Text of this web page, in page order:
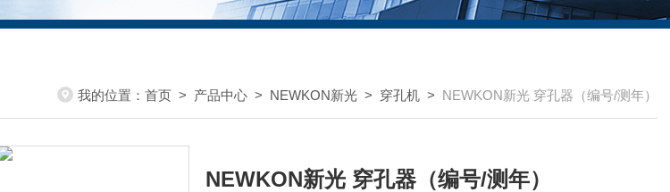
我的位置： 首页 > 产品中心 > NEWKON新光 > 穿孔机 > NEWKON新光 穿孔器（编号/测年）
NEWKON新光 穿孔器（编号/测年）